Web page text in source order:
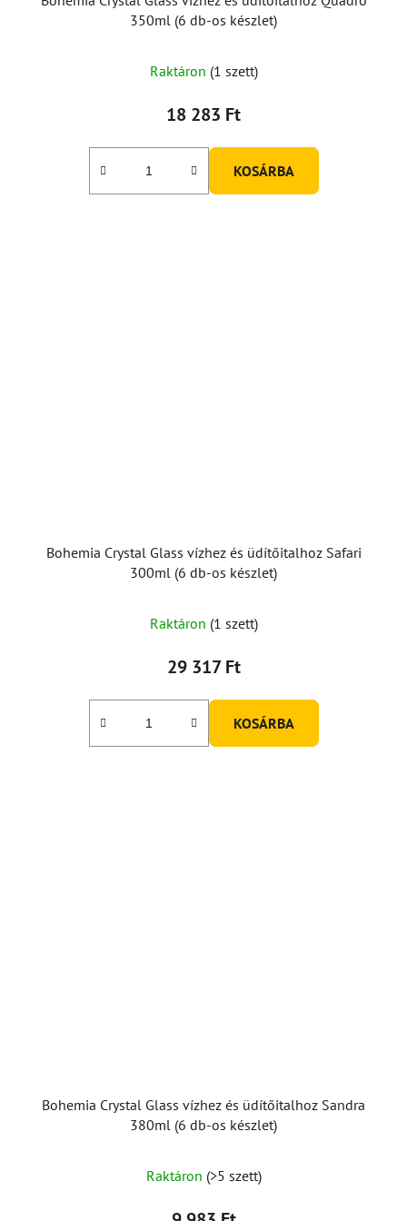
350ml (6 db-os készlet)
termék
átlagos
5-
Raktáron (1 szett)
18 283 Ft
KOSÁRBA
Bohemia Crystal Glass vízhez és üdítőitalhoz Safari
300ml (6 db-os készlet)
Raktáron (1 szett)
29 317 Ft
KOSÁRBA
Bohemia Crystal Glass vízhez és üdítőitalhoz Sandra
380ml (6 db-os készlet)
Raktáron (>5 szett)